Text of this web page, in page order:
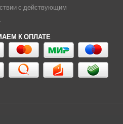
с действующим
К ОПЛАТЕ